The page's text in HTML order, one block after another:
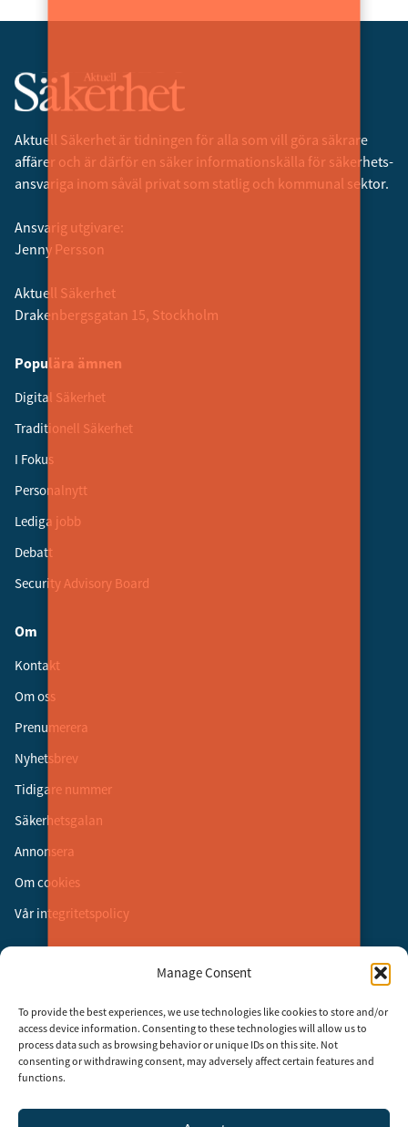
Manage Consent
To provide the best experiences, we use technologies like cookies to store and/or
access device information. Consenting to these technologies will allow us to
process data such as browsing behavior or unique IDs on this site. Not
consenting or withdrawing consent, may adversely affect certain features and
functions.
Aktuell Säkerhet är tidningen för alla som vill göra säkrare
affärer och är därför en säker informationskälla för säkerhets­
ansvariga inom såväl privat som statlig och kommunal sektor.
Ansvarig utgivare:
Jenny Persson
Aktuell Säkerhet
Drakenbergsgatan 15, Stockholm
Populära ämnen
Digital Säkerhet
Traditionell Säkerhet
I Fokus
Personalnytt
Lediga jobb
Debatt
Security Advisory Board
Om
Kontakt
Om oss
Prenumerera
Nyhetsbrev
Tidigare nummer
Säkerhetsgalan
Annonsera
Om cookies
Vår integritetspolicy
Instagram
LinkedIn